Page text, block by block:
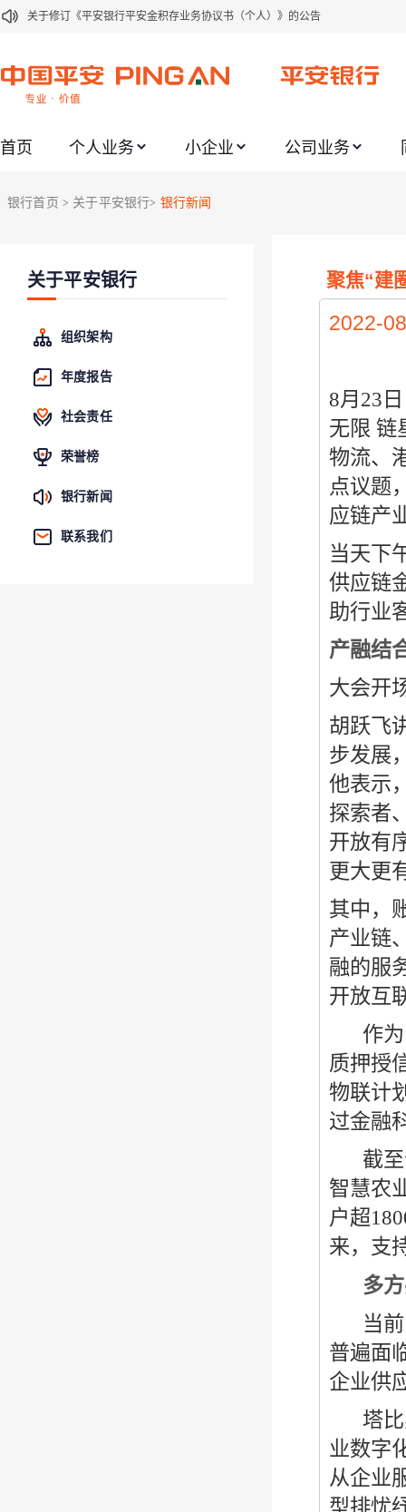
关于修订《平安银行平安金积存业务协议书（个人）》的公告
关于2021年劳动节期间代理贵金属业务风险提示的通知
关于加强代理贵金属业务风险防范的提示
关于进一步加强代理贵金属业务风险防范的提示
关于平安银行电子版信用卡更名为平安银行数字信用卡的公告
首页 个人业务 小企业 公司业务
银行首页 > 关于平安银行> 银行新闻
关于平安银行
组织架构
年度报告
社会责任
荣誉榜
银行新闻
联系我们
聚焦“建
2022-
8月 23
无限 链
物流、
点议题
应链产
当天下
供应链
助行业
产融结
大会开
胡跃飞
步发展
他表示
探索者
开放有
更大更
其中，
产业链
融的服
开放互
作
质押授
物联计
过金融
截
智慧农
户超
来，支
多
当
普遍面
企业供
塔
业数字
从企业
型排忧